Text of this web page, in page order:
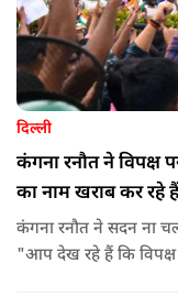
दिल्ली
कंगना रनौत ने विपक्ष
का नाम खराब कर रहे हैं
कंगना रनौत ने सदन ना
"आप देख रहे हैं कि